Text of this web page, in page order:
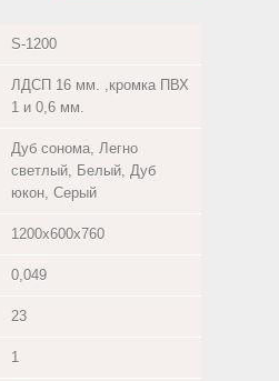
S-1200
ЛДСП 16 мм. ,кромка ПВХ
1 и 0,6 мм.
Дуб сонома, Легно
светлый, Белый, Дуб
юкон, Серый
1200х600х760
0,049
23
1